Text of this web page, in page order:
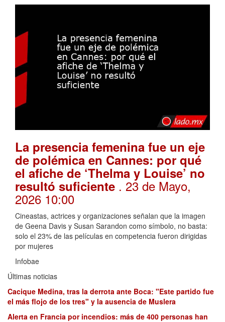
La presencia femenina fue un eje
de polémica en Cannes: por qué
el afiche de ‘Thelma y Louise’ no
resultó suficiente . 23 de Mayo,
2026 10:00
Cineastas, actrices y organizaciones señalan que la imagen
de Geena Davis y Susan Sarandon como símbolo, no basta:
solo el 23% de las películas en competencia fueron dirigidas
por mujeres
Infobae
Últimas noticias
Cacique Medina, tras la derrota ante Boca: "Este partido fue
el más flojo de los tres" y la ausencia de Muslera
Alerta en Francia por incendios: más de 400 personas han